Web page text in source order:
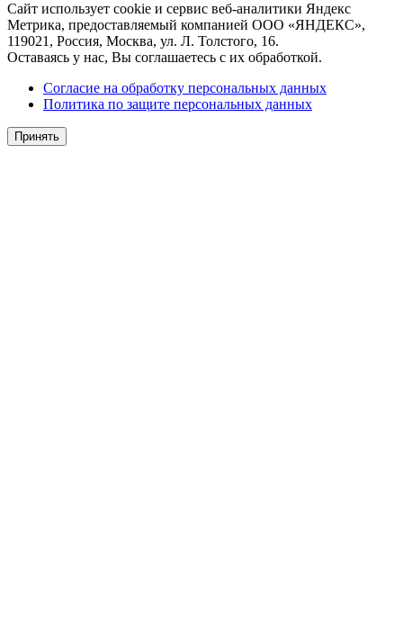
Сайт использует cookie и сервис веб-аналитики Яндекс
Метрика, предоставляемый компанией ООО «ЯНДЕКС»,
119021, Россия, Москва, ул. Л. Толстого, 16.
Оставаясь у нас, Вы соглашаетесь с их обработкой.
Согласие на обработку персональных данных
Политика по защите персональных данных
Принять